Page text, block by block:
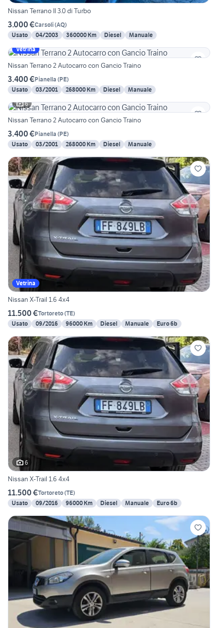
Nissan Terrano II 3.0 di Turbo
3.000 €Carsoli(AQ)
Usato
04/2003 360000 Km Diesel
Manuale
Vetrina
Nissan Terrano 2 Autocarro con Gancio Traino
3.400 €Pianella (PE)
Usato
03/2001 268000 Km Diesel
Manuale
6
Nissan Terrano 2 Autocarro con Gancio Traino
3.400 €Pianella (PE)
Usato
03/2001 268000 Km Diesel Manuale
Vetrina
Nissan X-Trail 1.6 4x4
11.500 €Tortoreto(TE)
Usato
09/2016 96000 Km Diesel Manuale Euro 6b
6
Nissan X-Trail 1.6 4x4
11.500 €Tortoreto(TE)
Usato
09/2016 96000 Km Diesel Manuale Euro 6b